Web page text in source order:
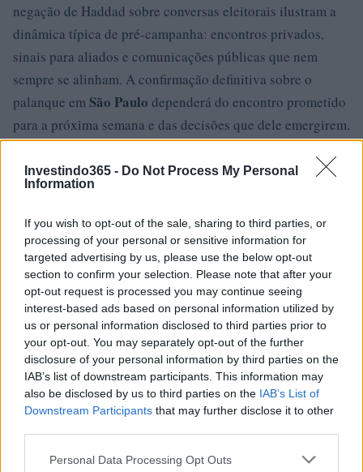
Investindo365 - Do Not Process My Personal
Information
If you wish to opt-out of the sale, sharing to third parties, or
processing of your personal or sensitive information for
targeted advertising by us, please use the below opt-out
section to confirm your selection. Please note that after your
opt-out request is processed you may continue seeing
interest-based ads based on personal information utilized by
us or personal information disclosed to third parties prior to
your opt-out. You may separately opt-out of the further
disclosure of your personal information by third parties on the
IAB’s list of downstream participants. This information may
also be disclosed by us to third parties on the IAB’s List of
Downstream Participants that may further disclose it to other
Please note that this website/app uses one or more Google
Personal Data Processing Opt Outs
negação de Haddad sobre conversas eleitorais ilustram a
dinâmica típica de pré-campanha: encontros privados,
sinais para aliados e comunicações públicas que nem
sempre se alinham. A confirmação definitiva sobre o
palanque emSão Paulo dependerá do encontro prometido
para a próxima semana e das decisões que dele emergirem.
AUTOR